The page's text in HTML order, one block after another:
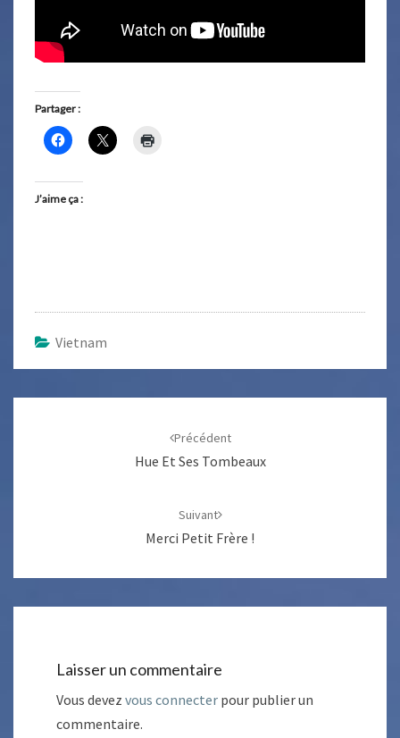
Partager :
J’aime ça :
Vietnam
Précédent
Hue Et Ses Tombeaux
Suivant
Merci Petit Frère !
Laisser un commentaire
Vous devez vous connecter pour publier un
commentaire.